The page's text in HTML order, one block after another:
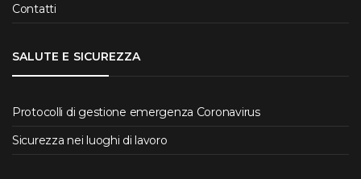
Contatti
SALUTE E SICUREZZA
Protocolli di gestione emergenza Coronavirus
Sicurezza nei luoghi di lavoro